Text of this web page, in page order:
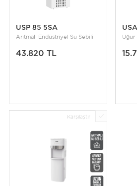
USP 85 5SA
Arıtmalı Endüstriyel Su Sebili
43.820 TL
Uğur
Karşılaştır